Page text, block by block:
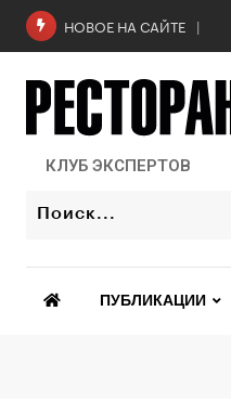
НОВОЕ НА САЙТЕ
КЛУБ ЭКСПЕРТОВ
ПУБЛИКАЦИИ